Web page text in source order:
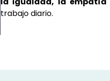
trabajo diario.